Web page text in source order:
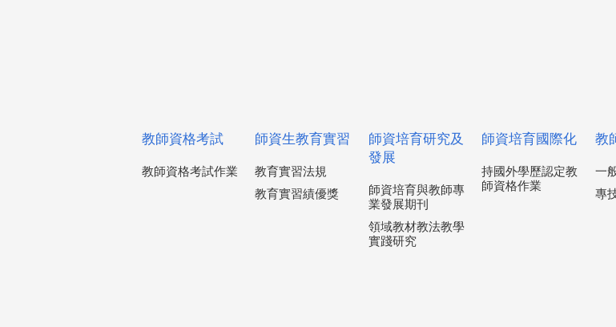
教師資格考試
教師資格考試作業
師資生教育實習
教育實習法規
教育實習績優獎
師資培育研究及
發展
師資培育與教師專
業發展期刊
領域教材教法教學
實踐研究
師資培育國際化
持國外學歷認定教
師資格作業
教
一
專